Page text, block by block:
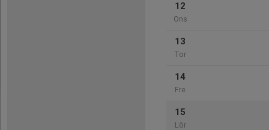
12
Ons
13
Tor
14
Fre
15
Lör